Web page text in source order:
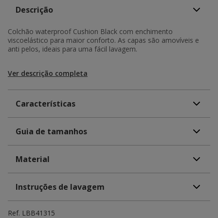
Descrição
Colchão waterproof Cushion Black com enchimento
viscoelástico para maior conforto. As capas são amovíveis e
anti pelos, ideais para uma fácil lavagem.
Ver descrição completa
Características
Guia de tamanhos
Material
Instruções de lavagem
Ref. LBB41315